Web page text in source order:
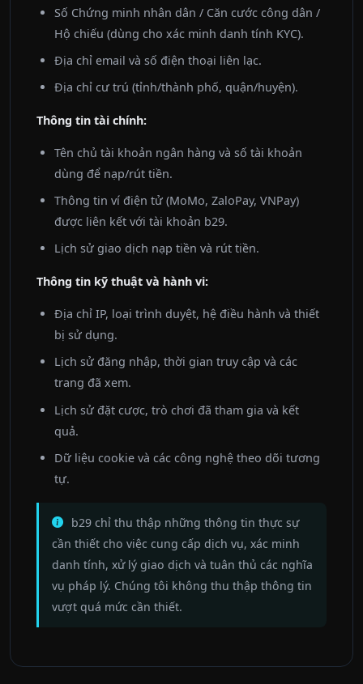
Số Chứng minh nhân dân / Căn cước công dân /
Hộ chiếu (dùng cho xác minh danh tính KYC).
Địa chỉ email và số điện thoại liên lạc.
Địa chỉ cư trú (tỉnh/thành phố, quận/huyện).
Thông tin tài chính:
Tên chủ tài khoản ngân hàng và số tài khoản
dùng để nạp/rút tiền.
Thông tin ví điện tử (MoMo, ZaloPay, VNPay)
được liên kết với tài khoản b29.
Lịch sử giao dịch nạp tiền và rút tiền.
Thông tin kỹ thuật và hành vi:
Địa chỉ IP, loại trình duyệt, hệ điều hành và thiết
bị sử dụng.
Lịch sử đăng nhập, thời gian truy cập và các
trang đã xem.
Lịch sử đặt cược, trò chơi đã tham gia và kết
quả.
Dữ liệu cookie và các công nghệ theo dõi tương
tự.
b29 chỉ thu thập những thông tin thực sự
cần thiết cho việc cung cấp dịch vụ, xác minh
danh tính, xử lý giao dịch và tuân thủ các nghĩa
vụ pháp lý. Chúng tôi không thu thập thông tin
vượt quá mức cần thiết.